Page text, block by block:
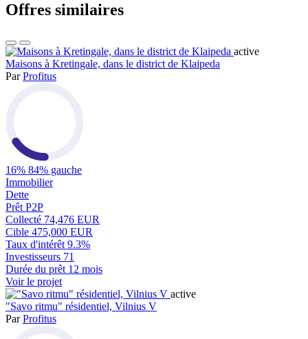
Offres similaires
active
Maisons à Kretingale, dans le district de Klaipeda
ParProfitus
16% 84% gauche
Immobilier
Dette
Prêt P2P
Collecté 74,476 EUR
Cible 475,000 EUR
Taux d'intérêt 9.3%
Investisseurs 71
Durée du prêt 12 mois
Voir le projet
active
"Savo ritmu" résidentiel, Vilnius V
ParProfitus